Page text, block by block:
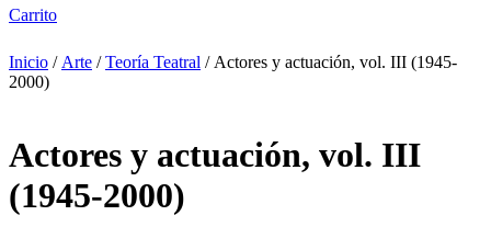
Carrito
Inicio / Arte /Teoría Teatral / Actores y actuación, vol. III (1945-
2000)
Actores y actuación, vol. III
(1945-2000)